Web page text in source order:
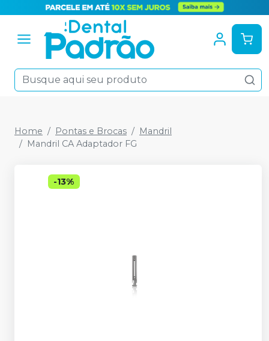
Home Pontas e Brocas
Mandril
Mandril CA Adaptador FG
-13%